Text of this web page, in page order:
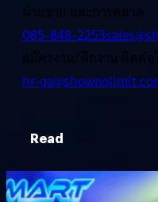
ฝ่ายขาย และการตลาด
085-848-2253
สมัครงาน/ฝึกงาน ติดต่อ
hr-
Read